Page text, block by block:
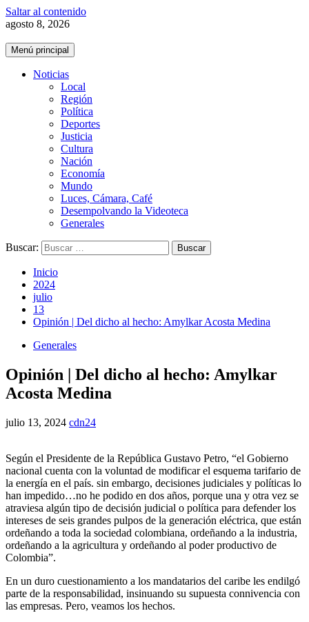
Saltar al contenido
agosto 8, 2026
Menú principal
Noticias
Local
Región
Política
Deportes
Justicia
Cultura
Nación
Economía
Mundo
Luces, Cámara, Café
Desempolvando la Videoteca
Generales
Buscar:
Inicio
2024
julio
13
Opinión | Del dicho al hecho: Amylkar Acosta Medina
Generales
Opinión | Del dicho al hecho: Amylkar
Acosta Medina
julio 13, 2024 cdn24
Según el Presidente de la República Gustavo Petro, “el Gobierno
nacional cuenta con la voluntad de modificar el esquema tarifario de
la energía en el país. sin embargo, decisiones judiciales y políticas lo
han impedido…no he podido en dos años, porque una y otra vez se
atraviesa algún tipo de decisión judicial o política para defender los
intereses de seis grandes pulpos de la generación eléctrica, que están
ordeñando a toda la sociedad colombiana, ordeñando a la industria,
ordeñando a la agricultura y ordeñando al poder productivo de
Colombia”.
En un duro cuestionamiento a los mandatarios del caribe les endilgó
parte de la responsabilidad, insinuando su supuesta connivencia con
las empresas. Pero, veamos los hechos.